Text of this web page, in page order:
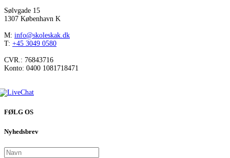
Sølvgade 15
1307 København K
M: info@skoleskak.dk
T: +45 3049 0580
CVR.: 76843716
Konto: 0400 1081718471
FØLG OS
Nyhedsbrev